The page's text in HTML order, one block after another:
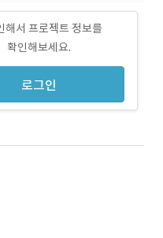
해서 프로젝트 정보를
확인해보세요.
로그인